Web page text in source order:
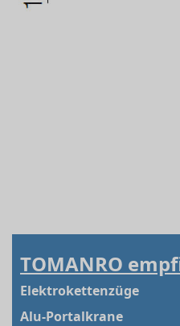
TOMANRO
Elektrokettenzüge
Alu-Portalkrane